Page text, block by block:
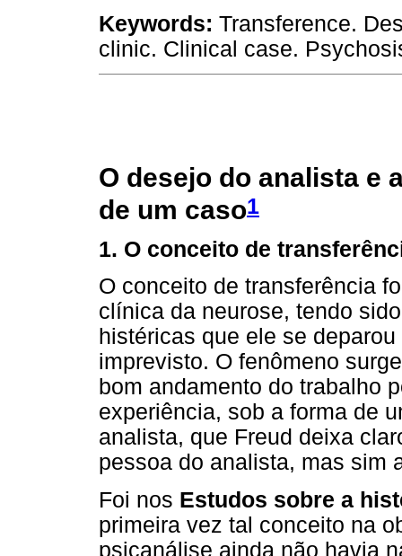
Keywords: Transference.
clinic. Clinical case.
O desejo do analista e
de um caso1
1. O conceito de
O conceito de transferência
clínica da neurose, tendo
histéricas que ele se
imprevisto. O fenômeno
bom andamento do trabalho
experiência, sob a forma de
analista, que Freud deixa
pessoa do analista, mas sim
Foi nos Estudos sobre a
primeira vez tal conceito na
psicanálise ainda não havia